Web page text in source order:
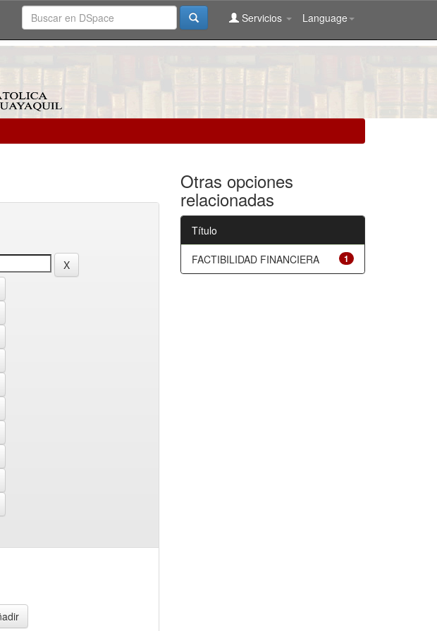
Language
Servicios
Otras opciones
relacionadas
Título
1
FACTIBILIDAD FINANCIERA